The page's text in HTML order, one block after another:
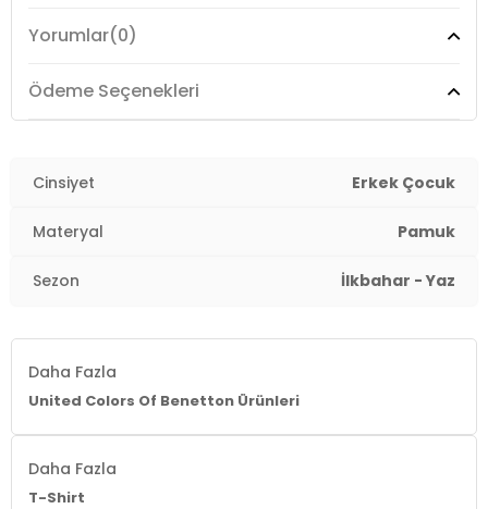
Yorumlar(0)
Ödeme Seçenekleri
Cinsiyet Erkek Çocuk
Materyal Pamuk
Sezon İlkbahar - Yaz
Daha Fazla
United Colors Of Benetton Ürünleri
Daha Fazla
T-Shirt